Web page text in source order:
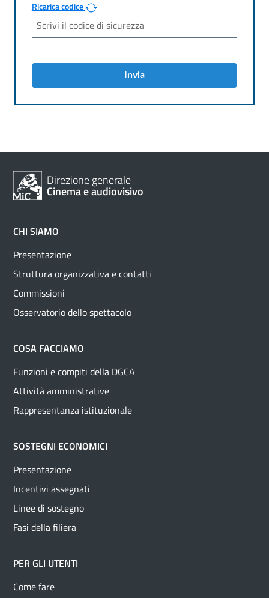
Ricarica codice
Invia
Direzione generale
Cinema e audiovisivo
CHI SIAMO
Presentazione
Struttura organizzativa e contatti
Commissioni
Osservatorio dello spettacolo
COSA FACCIAMO
Funzioni e compiti della DGCA
Attività amministrative
Rappresentanza istituzionale
SOSTEGNI ECONOMICI
Presentazione
Incentivi assegnati
Linee di sostegno
Fasi della filiera
PER GLI UTENTI
Come fare